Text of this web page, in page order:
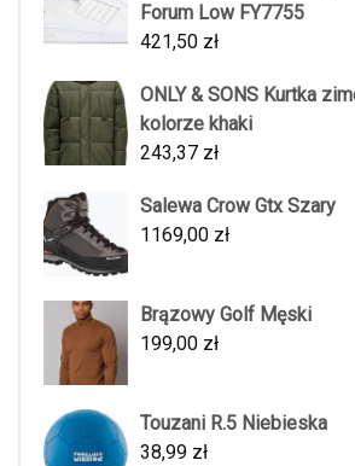
Forum Low FY7755
421,50 zł
ONLY & SONS Kurtka
kolorze khaki
243,37 zł
Salewa Crow Gtx Szary
1169,00 zł
Brązowy Golf Męski
199,00 zł
Touzani R.5 Niebieska
38,99 zł